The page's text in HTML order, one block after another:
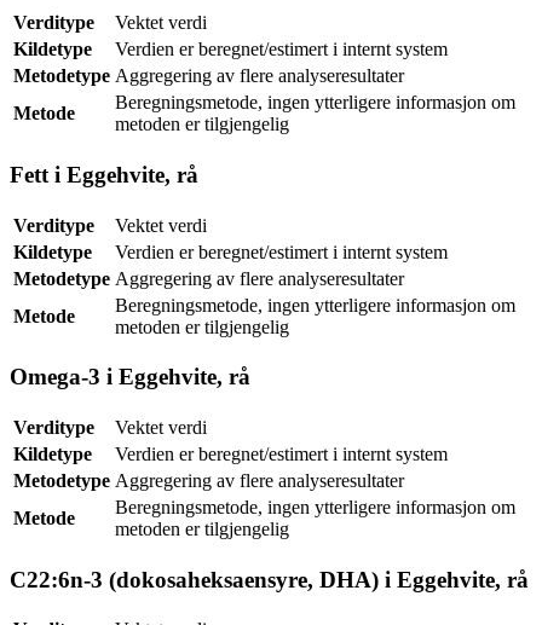
Verditype
Vektet verdi
Kildetype
Verdien er beregnet/estimert i internt system
Metodetype Aggregering av flere analyseresultater
Metode
Beregningsmetode, ingen ytterligere informasjon om
metoden er tilgjengelig
Fett i Eggehvite, rå
Verditype
Vektet verdi
Kildetype
Verdien er beregnet/estimert i internt system
Metodetype Aggregering av flere analyseresultater
Metode
Beregningsmetode, ingen ytterligere informasjon om
metoden er tilgjengelig
Omega-3 i Eggehvite, rå
Verditype
Vektet verdi
Kildetype
Verdien er beregnet/estimert i internt system
Metodetype Aggregering av flere analyseresultater
Metode
Beregningsmetode, ingen ytterligere informasjon om
metoden er tilgjengelig
C22:6n-3 (dokosaheksaensyre, DHA) i Eggehvite, rå